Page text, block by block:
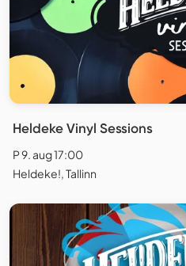
Heldeke Vinyl Sessions
P 9. aug 17:00
Heldeke!, Tallinn